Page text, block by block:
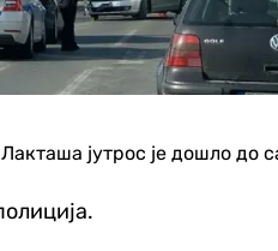
јутрос је дошло до